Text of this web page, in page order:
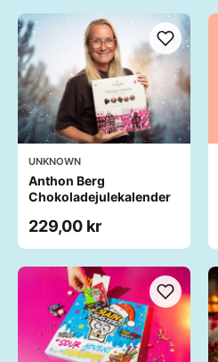
UNKNOWN
Anthon Berg
Chokoladejulekalender
229,00 kr